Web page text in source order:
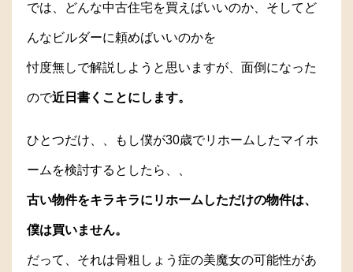
では、どんな中古住宅を買えばいいのか、そしてど
んなビルダーに頼めばいいのかを
忖度無しで解説しようと思いますが、面倒になった
ので近日書くことにします。
ひとつだけ、、もし僕が30歳でリホームしたマイホ
ームを検討するとしたら、、
古い物件をキラキラにリホームしただけの物件は、
僕は買いません。
だって、それは骨粗しょう症の美魔女の可能性があ